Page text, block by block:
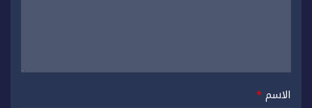
الاسم*